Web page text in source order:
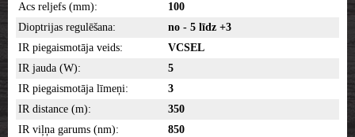
Acs reljefs (mm):
100
Dioptrijas regulēšana:
no - 5 līdz +3
IR piegaismotāja veids:
VCSEL
IR jauda (W):
5
IR piegaismotāja līmeņi:
3
IR distance (m):
350
IR viļņa garums (nm):
850